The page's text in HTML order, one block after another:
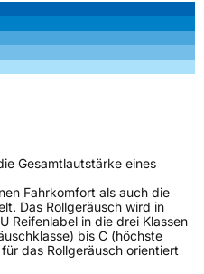
Gesamtlautstärke eines
Fahrkomfort als auch die
Das Rollgeräusch wird in
Reifenlabel in die drei Klassen
bis C (höchste
das Rollgeräusch orientiert